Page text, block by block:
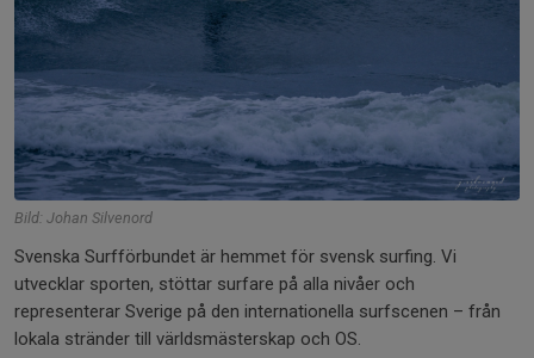
Bild: Johan Silvenord
Svenska Surfförbundet är hemmet för svensk surfing. Vi
utvecklar sporten, stöttar surfare på alla nivåer och
representerar Sverige på den internationella surfscenen – från
lokala stränder till världsmästerskap och OS.